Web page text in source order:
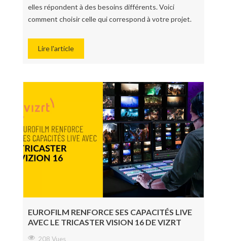
elles répondent à des besoins différents. Voici
comment choisir celle qui correspond à votre projet.
Lire l'article
EUROFILM RENFORCE SES CAPACITÉS LIVE
AVEC LE TRICASTER VISION 16 DE VIZRT
208 Vues